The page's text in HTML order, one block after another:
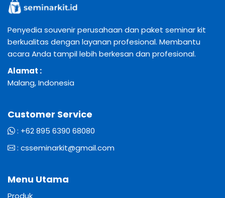
Penyedia souvenir perusahaan dan paket seminar kit
berkualitas dengan layanan profesional. Membantu
acara Anda tampil lebih berkesan dan profesional.
Alamat :
Malang, Indonesia
Customer Service
: +62 895 6390 68080
: csseminarkit@gmail.com
Menu Utama
Produk